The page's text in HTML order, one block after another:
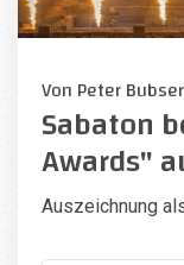
Von Peter Bubser
Sabaton
Awards"
Auszeichnung